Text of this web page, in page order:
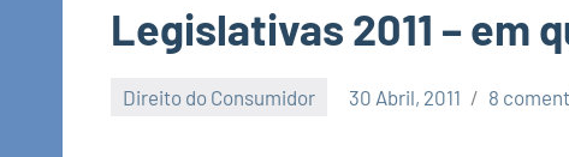
Legislativas 2011 – em
Direito do Consumidor 30 Abril, 2011 8